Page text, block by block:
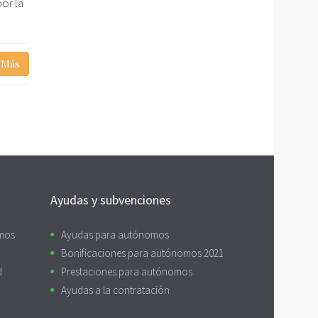
Ayudas y subvenciones
Ayudas para autónomos
Bonificaciones para autónomos 2021
Prestaciones para autónomos
Ayudas a la contratación